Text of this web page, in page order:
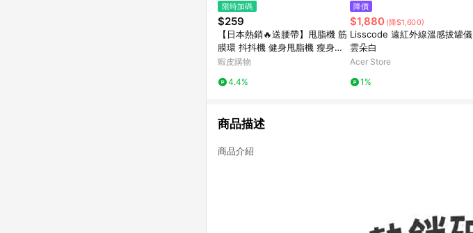
限時加碼
$259
【日本熱銷🔥送腰帶】甩脂機 筋
膜環 抖抖機 健身甩脂機 瘦身機
震動甩脂機 減脂瘦身 減脂瘦身
蝦皮購物
4.4%
降價
$1,880 (降$1,600)
Lisscode 遠紅外線溫感拔罐儀
雲朵白
Acer Store
1%
商品描述
商品介紹